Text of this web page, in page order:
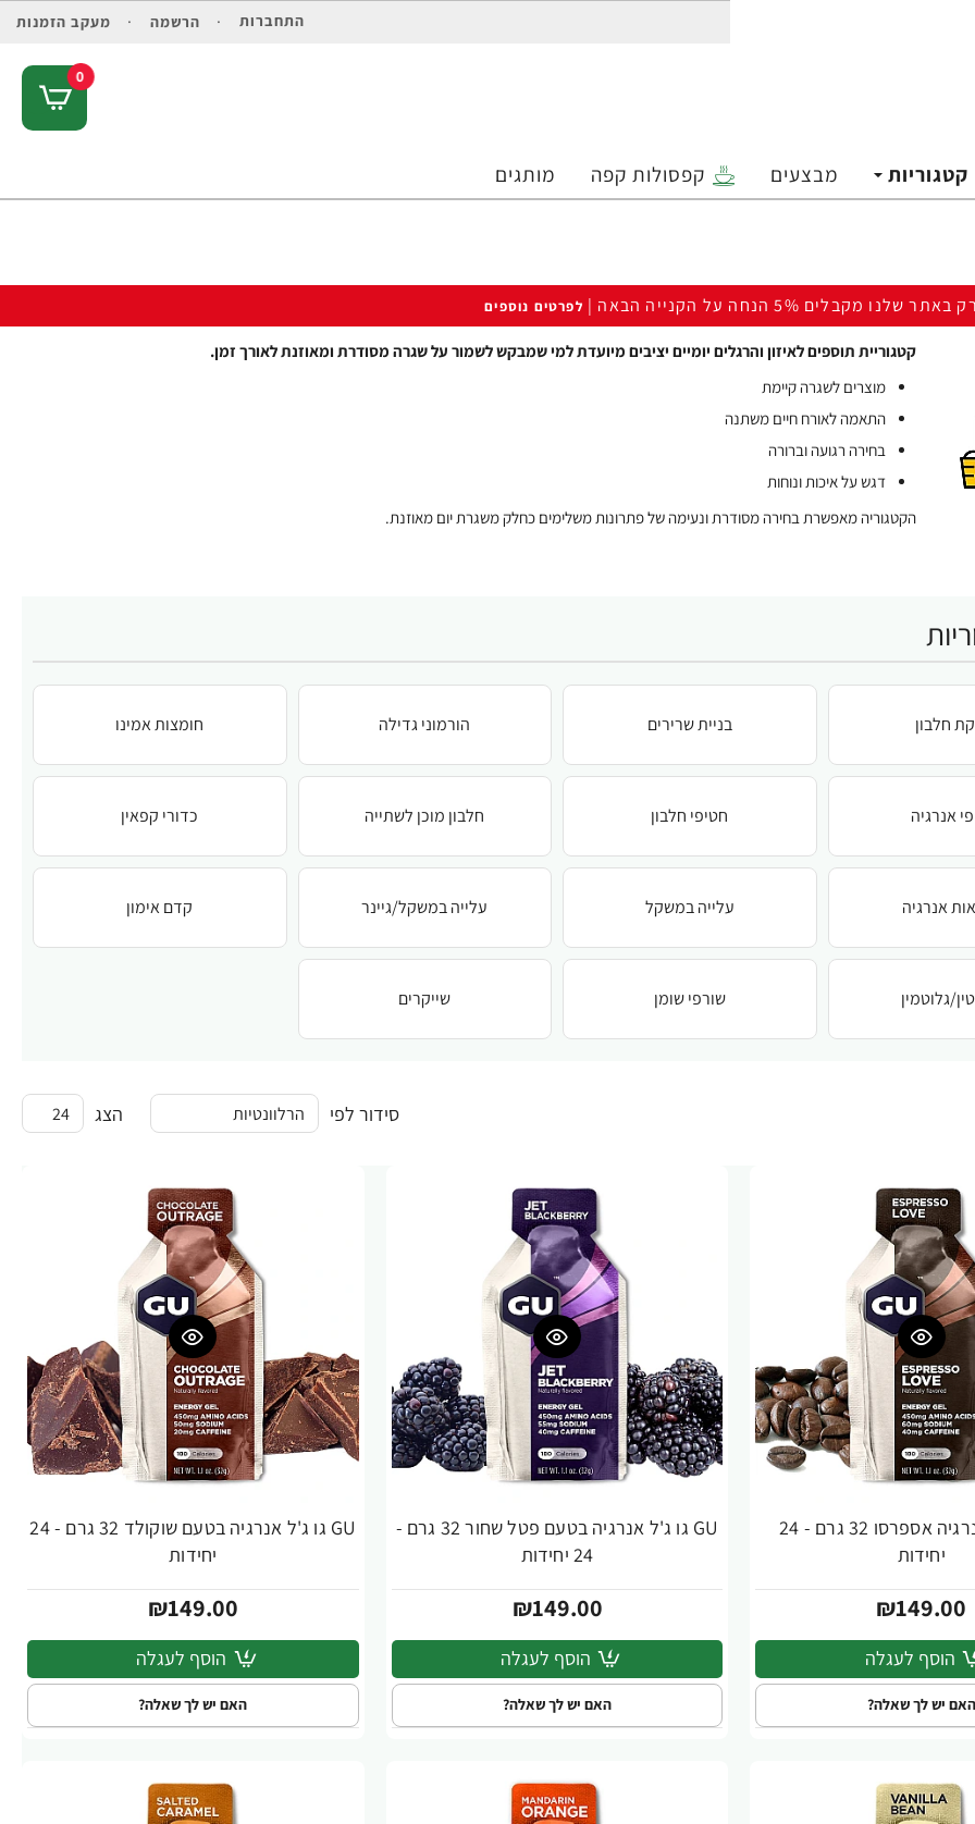
התחברות הרשמה מעקב הזמנות
0
קטגוריות מבצעים קפסולות קפה מותגים
באתר שלנו מקבלים 5% הנחה על הקנייה הבאה | לפרטים נוספים
קטגוריית תוספים לאיזון והרגלים יומיים יציבים מיועדת למי שמבקש לשמור על שגרה מסודרת ומאוזנת לאורך זמן.
מוצרים לשגרה קיימת
התאמה לאורח חיים משתנה
בחירה רגועה וברורה
דגש על איכות ונוחות
הקטגוריה מאפשרת בחירה מסודרת ונעימה של פתרונות משלימים כחלק משגרת יום מאוזנת.
חלבון בניית שרירים הורמוני גדילה חומצות אמינו
אנרגיה חטיפי חלבון חלבון מוכן לשתייה כדורי קפאין
אנרגיה עלייה במשקל עלייה במשקל/גיינר קדם אימון
גלוטמין שורפי שומן שייקרים
סידור לפי הצג
GU גו ג'ל אנרגיה אספרסו 32 גרם - 24
יחידות
₪149.00
הוסף לעגלה
האם יש לך שאלה?
GU גו ג'ל אנרגיה בטעם פטל שחור 32 גרם -
24 יחידות
₪149.00
הוסף לעגלה
האם יש לך שאלה?
GU גו ג'ל אנרגיה בטעם שוקולד 32 גרם - 24
יחידות
₪149.00
הוסף לעגלה
האם יש לך שאלה?